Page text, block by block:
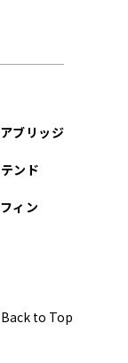
ブリッジ
ンド
ィン
Back to Top